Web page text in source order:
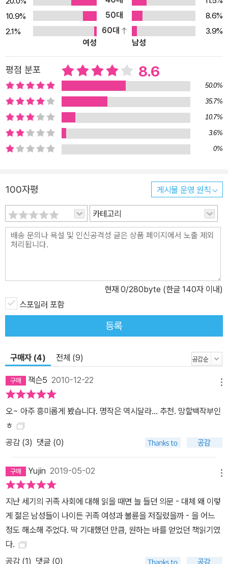
10.9%
50대
8.6%
2.1%
60대
3.9%
여성
남성
평점 분포 8.6
50.0%
35.7%
10.7%
3.6%
0%
100자평 게시물 운영 원칙
카테고리
현재 0/280byte (한글 140자 이내)
스포일러 포함
등록
구매자 (4) 전체 (9)
잭슨5 2010-12-22
오~ 아주 흥미롭게 봤습니다. 명작은 역시달라... 추천. 망할백작부인
ㅎ
공감 (3) 댓글 (0)
Yujin 2019-05-02
지난 세기의 귀족 사회에 대해 읽을 때면 늘 들던 의문 - 대체 왜 이렇
게 젊은 남성들이 나이든 귀족 여성과 불륜을 저질렀을까 - 을 어느
정도 해소해 주었다. 딱 기대했던 만큼, 원하는 바를 얻었던 책읽기였
다.
공감 (1) 댓글 (0)